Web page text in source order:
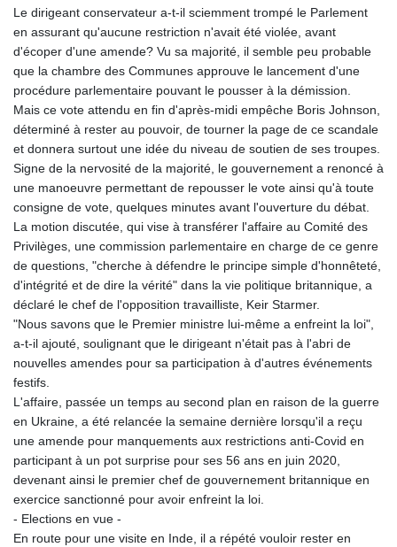
Le dirigeant conservateur a-t-il sciemment trompé le Parlement
en assurant qu'aucune restriction n'avait été violée, avant
d'écoper d'une amende? Vu sa majorité, il semble peu probable
que la chambre des Communes approuve le lancement d'une
procédure parlementaire pouvant le pousser à la démission.
Mais ce vote attendu en fin d'après-midi empêche Boris Johnson,
déterminé à rester au pouvoir, de tourner la page de ce scandale
et donnera surtout une idée du niveau de soutien de ses troupes.
Signe de la nervosité de la majorité, le gouvernement a renoncé à
une manoeuvre permettant de repousser le vote ainsi qu'à toute
consigne de vote, quelques minutes avant l'ouverture du débat.
La motion discutée, qui vise à transférer l'affaire au Comité des
Privilèges, une commission parlementaire en charge de ce genre
de questions, "cherche à défendre le principe simple d'honnêteté,
d'intégrité et de dire la vérité" dans la vie politique britannique, a
déclaré le chef de l'opposition travailliste, Keir Starmer.
"Nous savons que le Premier ministre lui-même a enfreint la loi",
a-t-il ajouté, soulignant que le dirigeant n'était pas à l'abri de
nouvelles amendes pour sa participation à d'autres événements
festifs.
L'affaire, passée un temps au second plan en raison de la guerre
en Ukraine, a été relancée la semaine dernière lorsqu'il a reçu
une amende pour manquements aux restrictions anti-Covid en
participant à un pot surprise pour ses 56 ans en juin 2020,
devenant ainsi le premier chef de gouvernement britannique en
exercice sanctionné pour avoir enfreint la loi.
- Elections en vue -
En route pour une visite en Inde, il a répété vouloir rester en